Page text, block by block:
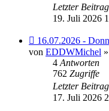
Letzter Beitrag
19. Juli 2026
Neuer
Beitrag
16.07.2026 -
von EDDWMichel
4 Antworten
762 Zugriffe
Letzter Beitrag
17. Juli 2026